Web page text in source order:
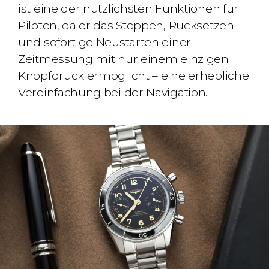
ist eine der nützlichsten Funktionen für
Piloten, da er das Stoppen, Rücksetzen
und sofortige Neustarten einer
Zeitmessung mit nur einem einzigen
Knopfdruck ermöglicht – eine erhebliche
Vereinfachung bei der Navigation.